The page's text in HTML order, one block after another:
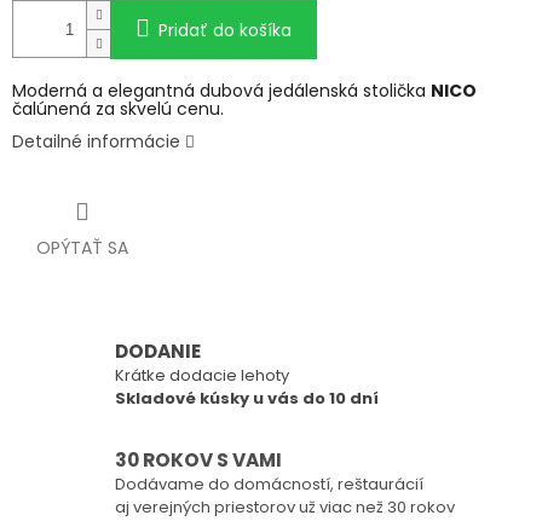
Pridať do košíka
Moderná a elegantná dubová jedálenská stolička NICO
čalúnená za skvelú cenu.
Detailné informácie
OPÝTAŤ SA
DODANIE
Krátke dodacie lehoty
Skladové kúsky u vás do 10 dní
30 ROKOV S VAMI
Dodávame do domácností, reštaurácií
aj verejných priestorov už viac než 30 rokov